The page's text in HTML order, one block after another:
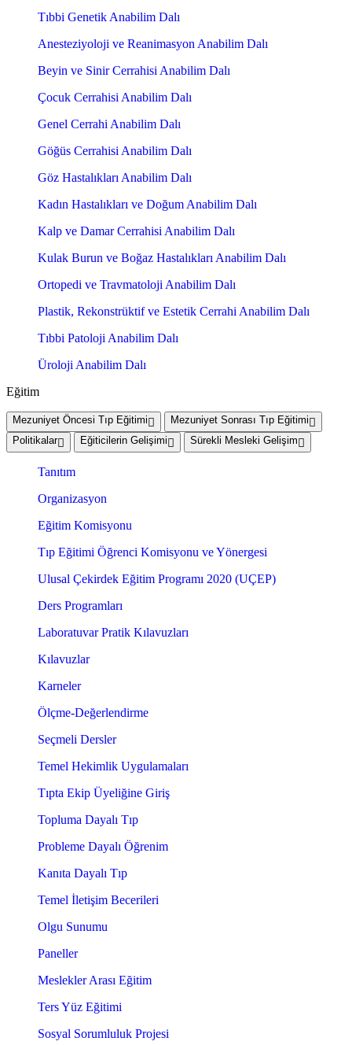
Tıbbi Genetik Anabilim Dalı
Anesteziyoloji ve Reanimasyon Anabilim Dalı
Beyin ve Sinir Cerrahisi Anabilim Dalı
Çocuk Cerrahisi Anabilim Dalı
Genel Cerrahi Anabilim Dalı
Göğüs Cerrahisi Anabilim Dalı
Göz Hastalıkları Anabilim Dalı
Kadın Hastalıkları ve Doğum Anabilim Dalı
Kalp ve Damar Cerrahisi Anabilim Dalı
Kulak Burun ve Boğaz Hastalıkları Anabilim Dalı
Ortopedi ve Travmatoloji Anabilim Dalı
Plastik, Rekonstrüktif ve Estetik Cerrahi Anabilim Dalı
Tıbbi Patoloji Anabilim Dalı
Üroloji Anabilim Dalı
Eğitim
Mezuniyet Öncesi Tıp Eğitimi
Mezuniyet Sonrası Tıp Eğitimi
Politikalar
Eğiticilerin Gelişimi Sürekli Mesleki Gelişim
Tanıtım
Organizasyon
Eğitim Komisyonu
Tıp Eğitimi Öğrenci Komisyonu ve Yönergesi
Ulusal Çekirdek Eğitim Programı 2020 (UÇEP)
Ders Programları
Laboratuvar Pratik Kılavuzları
Kılavuzlar
Karneler
Ölçme-Değerlendirme
Seçmeli Dersler
Temel Hekimlik Uygulamaları
Tıpta Ekip Üyeliğine Giriş
Topluma Dayalı Tıp
Probleme Dayalı Öğrenim
Kanıta Dayalı Tıp
Temel İletişim Becerileri
Olgu Sunumu
Paneller
Meslekler Arası Eğitim
Ters Yüz Eğitimi
Sosyal Sorumluluk Projesi